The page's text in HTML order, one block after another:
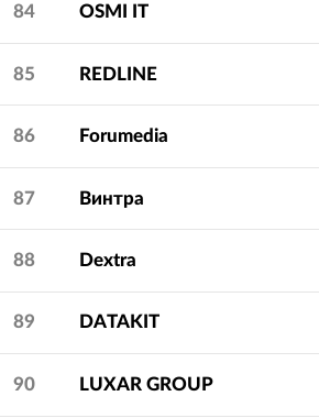
84 OSMI IT
85 REDLINE
86 Forumedia
87 Винтра
88 Dextra
89 DATAKIT
90 LUXAR GROUP